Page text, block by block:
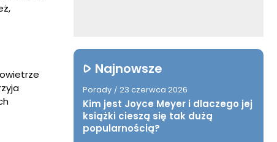
Najnowsze
Porady / 23 czerwca 2026
Kim jest Joyce Meyer i dlaczego jej
książki cieszą się tak dużą
popularnością?